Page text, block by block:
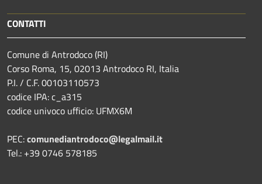
CONTATTI
Comune di Antrodoco (RI)
Corso Roma, 15, 02013 Antrodoco RI, Italia
P.I. / C.F. 00103110573
codice IPA: c_a315
codice univoco ufficio: UFMX6M
PEC:comunediantrodoco@legalmail.it
Tel.: +39 0746 578185